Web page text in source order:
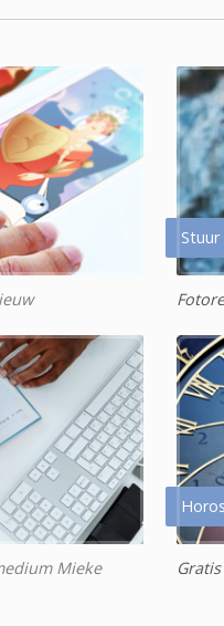
Mieke